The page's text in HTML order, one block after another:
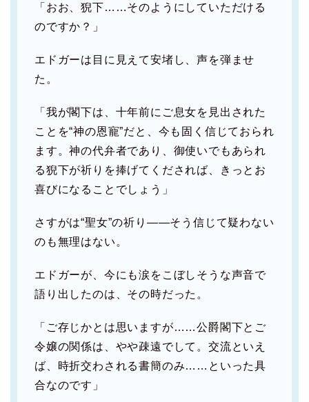
「おお、猊下……そのようにしていただける
のですか？」
エドガーは目に見えて安堵し、声を弾ませ
た。
「我が閣下は、十年前にご息女を見出された
ことを“神の恩寵”だと、今も固く信じておられ
ます。神の代弁者であり、御使いでもあられ
る猊下が祈りを捧げてくだされば、きっとお
喜びになることでしょう」
さすがは“聖女”の祈り――そう信じて疑わない
のも無理はない。
エドガーが、今にも涙をこぼしそうな声音で
語り出したのは、その時だった。
「ご存じかとは思いますが……公爵閣下とご
令嬢の関係は、やや疎遠でして。交流といえ
ば、時折交わされる書簡のみ……といった具
合なのです」